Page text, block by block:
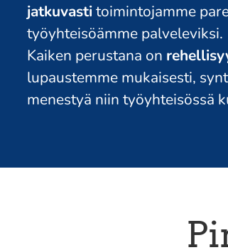
jatkuvastitoimintojamme
työyhteisöämme palveleviksi.
Kaiken perustana on
lupaustemme mukaisesti,
menestyä niin työyhteisössä